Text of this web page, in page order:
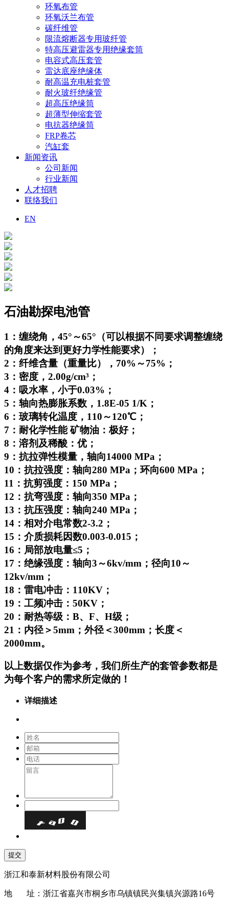
环氧布管
环氧沃兰布管
碳纤维管
限流熔断器专用玻纤管
特高压避雷器专用绝缘套筒
电容式高压套管
雷达底座绝缘体
耐高温充电桩套管
耐火玻纤绝缘管
超高压绝缘筒
超薄型伸缩套管
电抗器绝缘筒
FRP卷芯
汽缸套
新闻资讯
公司新闻
行业新闻
人才招聘
联络我们
EN
石油勘探电池管
1：缠绕角，45°～65°（可以根据不同要求调整缠绕
的角度来达到更好力学性能要求）；
2：纤维含量（重量比），70%～75%；
3：密度，2.00g/cm³；
4：吸水率，小于0.03%；
5：轴向热膨胀系数，1.8E-05 1/K；
6：玻璃转化温度，110～120℃；
7：耐化学性能 矿物油：极好；
8：溶剂及稀酸：优；
9：抗拉弹性模量，轴向14000 MPa；
10：抗拉强度：轴向280 MPa；环向600 MPa；
11：抗剪强度：150 MPa；
12：抗弯强度：轴向350 MPa；
13：抗压强度：轴向240 MPa；
14：相对介电常数2-3.2；
15：介质损耗因数0.003-0.015；
16：局部放电量≤5；
17：绝缘强度：轴向3～6kv/mm；径向10～
12kv/mm；
18：雷电冲击：110KV；
19：工频冲击：50KV；
20：耐热等级：B、F、H级；
21：内径＞5mm；外径＜300mm；长度＜
2000mm。
以上数据仅作为参考，我们所生产的套管参数都是
为每个客户的需求所定做的！
详细描述
浙江和泰新材料股份有限公司
地 址：浙江省嘉兴市桐乡市乌镇镇民兴集镇兴源路16号